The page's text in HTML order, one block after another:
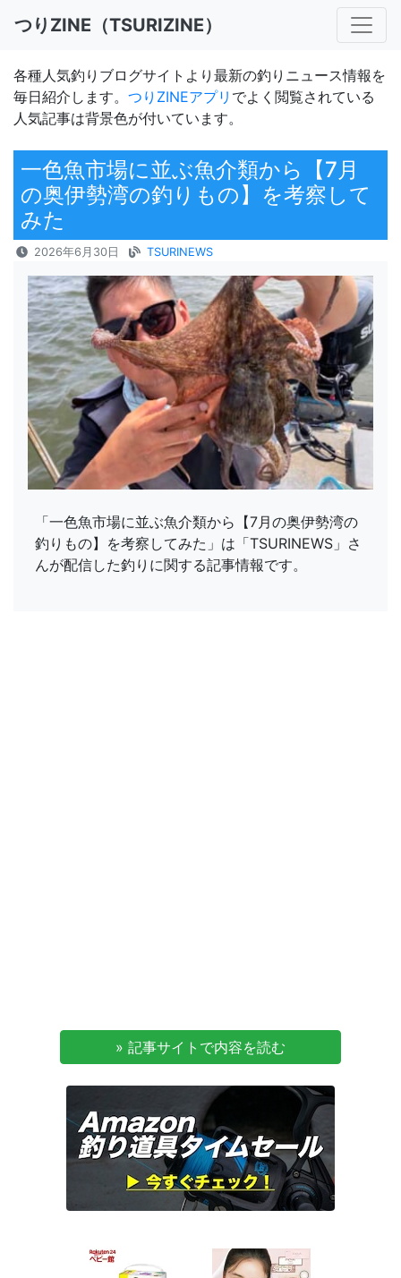
つりZINE（TSURIZINE）
各種人気釣りブログサイトより最新の釣りニュース情報を
毎日紹介します。 つりZINEアプリ でよく閲覧されている
人気記事は背景色が付いています。
一色魚市場に並ぶ魚介類から【7月
の奥伊勢湾の釣りもの】を考察して
みた
2026年6月30日 TSURINEWS
「一色魚市場に並ぶ魚介類から【7月の奥伊勢湾の
釣りもの】を考察してみた」は「TSURINEWS」さ
んが配信した釣りに関する記事情報です。
» 記事サイトで内容を読む